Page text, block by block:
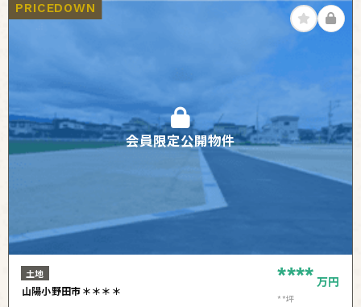
会員限定公開物件
PRICEDOWN
土地
山陽小野田市＊＊＊＊ **** 万円
**坪